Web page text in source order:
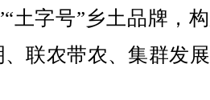
土字号”乡土品牌，
联农带农、集群发